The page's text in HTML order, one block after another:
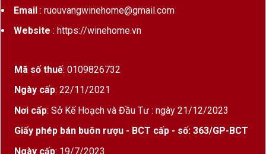
Email: ruouvangwinehome@gmail.com
Website : https://winehome.vn
Mã số thuế: 0109826732
Ngày cấp: 22/11/2021
Nơi cấp: Sở Kế Hoạch và Đầu Tư : ngày 21/12/2023
Giấy phép bán buôn rượu - BCT cấp - số: 363/GP-BCT
Ngày cấp: 19/7/2023